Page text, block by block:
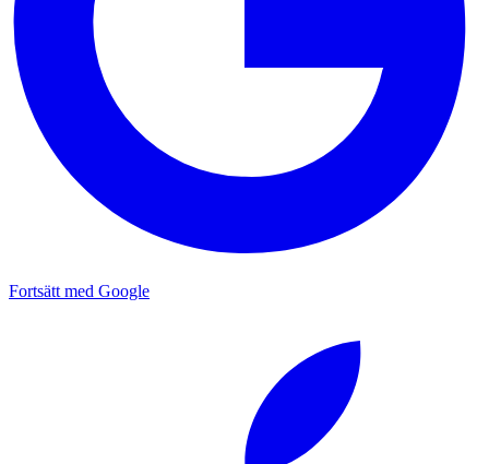
Fortsätt med Google